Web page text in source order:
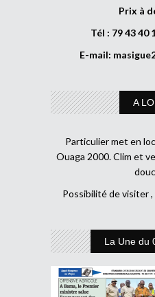
Prix à
Tél : 79 43 40
E-mail:
A
Particulier met en
Ouaga 2000. Clim et
Possibilité de visiter
La Une du